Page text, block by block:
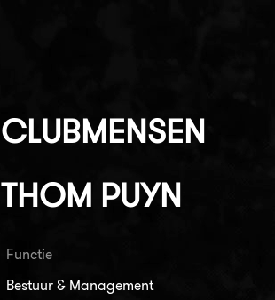
CLUBMENSEN
THOM PUYN
Functie
Bestuur & Management